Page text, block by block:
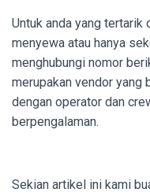
Untuk anda yang tertarik
menyewa atau hanya
menghubungi nomor
merupakan vendor yang
dengan operator dan
berpengalaman.
Sekian artikel ini kami